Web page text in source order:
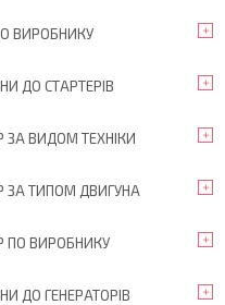
ВИРОБНИКУ
ДО СТАРТЕРІВ
ЗА ВИДОМ ТЕХНІКИ
ЗА ТИПОМ ДВИГУНА
ПО ВИРОБНИКУ
ДО ГЕНЕРАТОРІВ